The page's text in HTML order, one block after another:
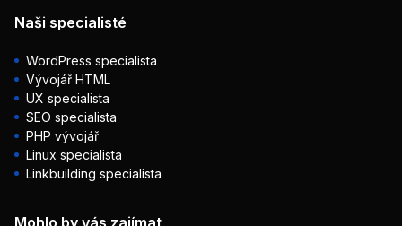
Naši specialisté
WordPress specialista
Vývojář HTML
UX specialista
SEO specialista
PHP vývojář
Linux specialista
Linkbuilding specialista